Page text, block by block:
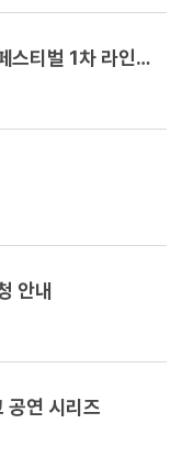
2026 GHOST(경기 한류 OST) 페스티벌 1차 라인업 공개 및 얼리버드 티켓 판매 안내
안내
공연 시리즈